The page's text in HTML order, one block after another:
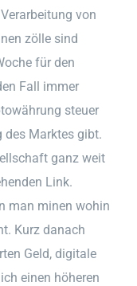
von
zölle sind
für den
Fall immer
steuer
des Marktes gibt.
ganz weit
Link.
man minen wohin
Kurz danach
Geld, digitale
einen höheren